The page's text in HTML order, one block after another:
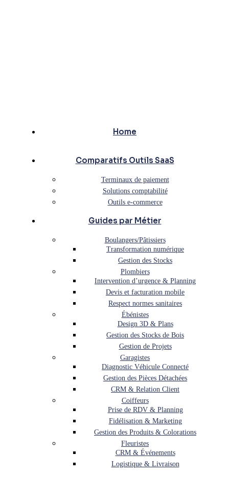
Home
Comparatifs Outils SaaS
Terminaux de paiement
Solutions comptabilité
Outils e-commerce
Guides par Métier
Boulangers/Pâtissiers
Transformation numérique
Gestion des Stocks
Plombiers
Intervention d’urgence & Planning
Devis et facturation mobile
Respect normes sanitaires
Ébénistes
Design 3D & Plans
Gestion des Stocks de Bois
Gestion de Projets
Garagistes
Diagnostic Véhicule Connecté
Gestion des Pièces Détachées
CRM & Relation Client
Coiffeurs
Prise de RDV & Planning
Fidélisation & Marketing
Gestion des Produits & Colorations
Fleuristes
CRM & Événements
Logistique & Livraison